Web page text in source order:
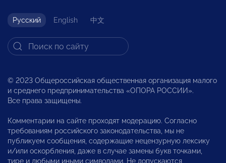
Русский English 中文
© 2023 Общероссийская общественная организация малого
и среднего предпринимательства «ОПОРА РОССИИ».
Все права защищены.
Комментарии на сайте проходят модерацию. Согласно
требованиям российского законодательства, мы не
публикуем сообщения, содержащие нецензурную лексику
и/или оскорбления, даже в случае замены букв точками,
тире и любыми иными символами. Не допускаются